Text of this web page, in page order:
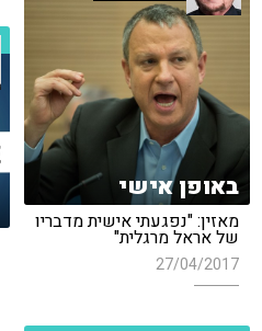
באופן אישי
מאזין: "נפגעתי אישית מדבריו
של אראל מרגלית"
27/04/2017